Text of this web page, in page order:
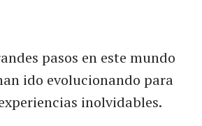
pasos en este mundo
ido evolucionando para
inolvidables.